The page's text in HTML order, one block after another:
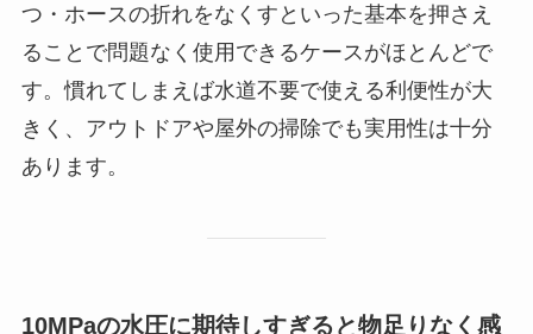
つ・ホースの折れをなくすといった基本を押さえ
ることで問題なく使用できるケースがほとんどで
す。慣れてしまえば水道不要で使える利便性が大
きく、アウトドアや屋外の掃除でも実用性は十分
あります。
10MPaの水圧に期待しすぎると物足りなく感